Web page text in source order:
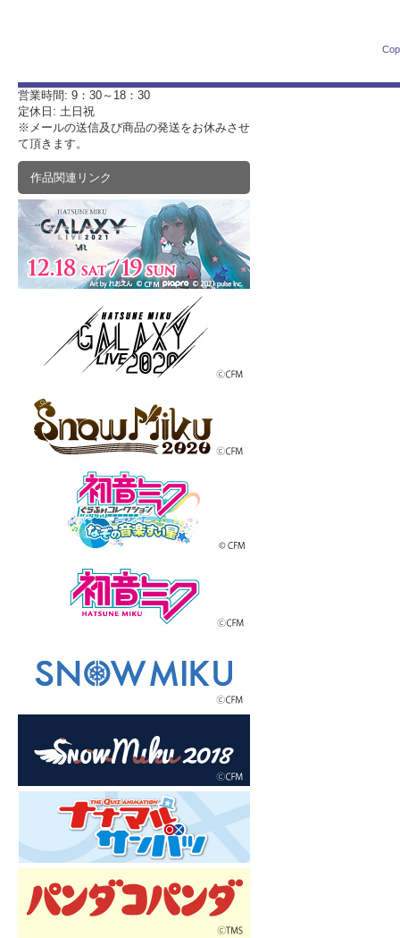
営業時間: 9：30～18：30
定休日: 土日祝
※メールの送信及び商品の発送をお休みさせ
て頂きます。
作品関連リンク